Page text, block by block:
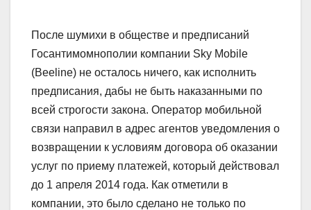
После шумихи в обществе и предписаний
Госантимомнополии компании Sky Mobile
(Beeline) не осталось ничего, как исполнить
предписания, дабы не быть наказанными по
всей строгости закона. Оператор мобильной
связи направил в адрес агентов уведомления о
возвращении к условиям договора об оказании
услуг по приему платежей, который действовал
до 1 апреля 2014 года. Как отметили в
компании, это было сделано не только по